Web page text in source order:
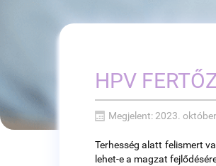
HPV
Megjelent: 2023.
Terhesség alatt felismert
lehet-e a magzat